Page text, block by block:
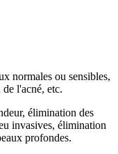
normales ou sensibles,
l'acné, etc.
élimination des
invasives, élimination
profondes.